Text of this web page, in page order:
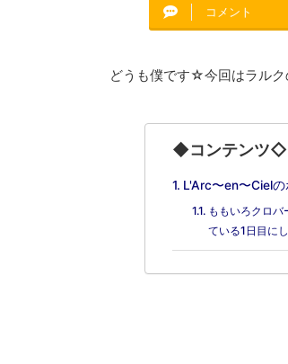
コメント
どうも僕です☆今回はラルク
◆コンテンツ◇
L'Arc〜en〜Ciel
ももいろクロ
ている1日目に